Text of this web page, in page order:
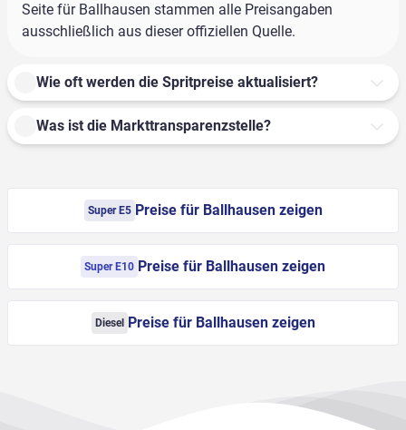
Seite für Ballhausen stammen alle Preisangaben
ausschließlich aus dieser offiziellen Quelle.
Wie oft werden die Spritpreise aktualisiert?
Was ist die Markttransparenzstelle?
Super E5 Preise für Ballhausen zeigen
Super E10 Preise für Ballhausen zeigen
Diesel Preise für Ballhausen zeigen